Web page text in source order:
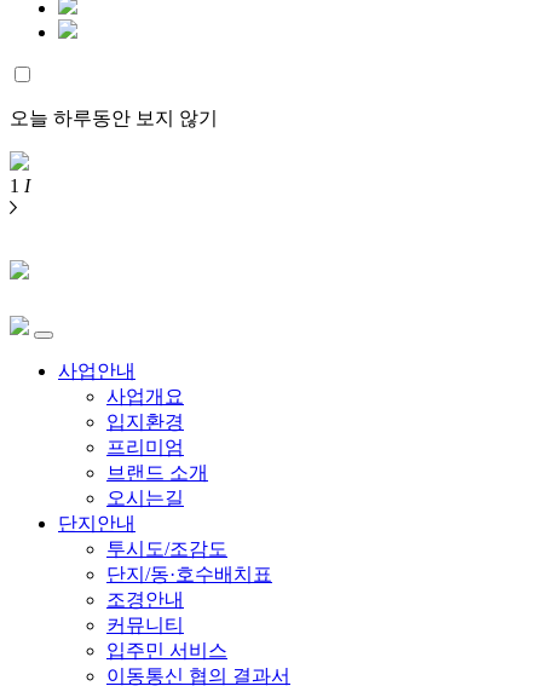
오늘 하루동안 보지 않기
1 I
사업안내
사업개요
입지환경
프리미엄
브랜드 소개
오시는길
단지안내
투시도/조감도
단지/동·호수배치표
조경안내
커뮤니티
입주민 서비스
이동통신 협의 결과서